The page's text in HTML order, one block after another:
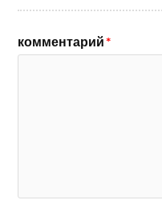
комментарий*